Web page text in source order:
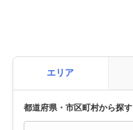
エリア
都道府県・市区町村から探す